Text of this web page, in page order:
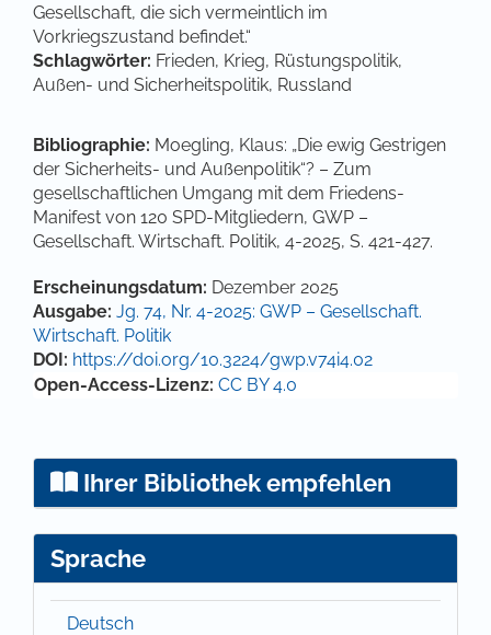
Gesellschaft, die sich vermeintlich im
Vorkriegszustand befindet.“
Schlagwörter: Frieden, Krieg, Rüstungspolitik,
Außen- und Sicherheitspolitik, Russland
Bibliographie: Moegling, Klaus: „Die ewig Gestrigen
der Sicherheits- und Außenpolitik“? – Zum
gesellschaftlichen Umgang mit dem Friedens-
Manifest von 120 SPD-Mitgliedern, GWP –
Gesellschaft. Wirtschaft. Politik, 4-2025, S. 421-427.
Artikel-Details
Erscheinungsdatum: Dezember 2025
Ausgabe: Jg. 74, Nr. 4-2025: GWP – Gesellschaft.
Wirtschaft. Politik
DOI: https://doi.org/10.3224/gwp.v74i4.02
Open-Access-Lizenz: CC BY 4.0
Ihrer Bibliothek empfehlen
Sprache
Deutsch